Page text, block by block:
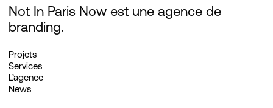
Not In Paris Now est une agence de
branding.
Projets
Services
L’agence
News